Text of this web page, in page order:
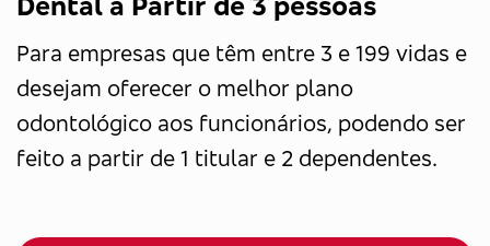
Para empresas que têm entre 3 e 199 vidas e
desejam oferecer o melhor plano
odontológico aos funcionários, podendo ser
feito a partir de 1 titular e 2 dependentes.